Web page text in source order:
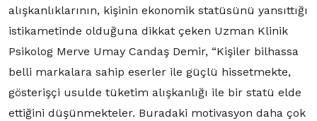
alışkanlıklarının, kişinin ekonomik statüsünü yansıttığı
istikametinde olduğuna dikkat çeken Uzman Klinik
Psikolog Merve Umay Candaş Demir, “Kişiler bilhassa
belli markalara sahip eserler ile güçlü hissetmekte,
gösterişçi usulde tüketim alışkanlığı ile bir statü elde
ettiğini düşünmekteler. Buradaki motivasyon daha çok